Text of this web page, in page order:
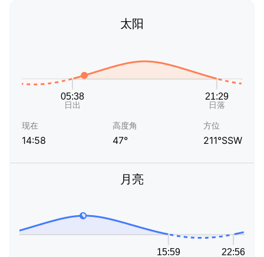
太阳
现在
14:58
高度角
47°
方位
211°SSW
月亮